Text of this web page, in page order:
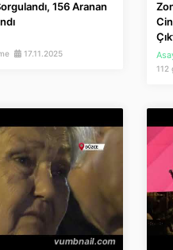
156 Aranan
17.11.2025